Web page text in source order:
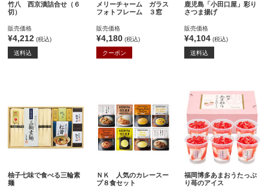
竹八 西京漬詰合せ（６
切）
販売価格
¥4,212 (税込)
送料込
メリーチャーム ガラス
フォトフレーム ３窓
販売価格
¥4,180(税込)
クーポン
鹿児島「小田口屋」彩り
さつま揚げ
販売価格
¥4,104 (税込)
送料込
柚子七味で食べる三輪素
麺
ＮＫ 人気のカレースー
プ８食セット
福岡博多あまおうたっぷ
り苺のアイス